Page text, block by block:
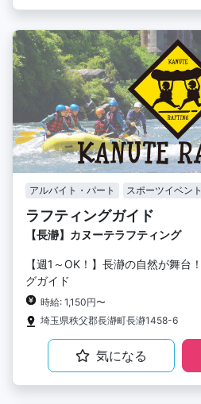
アルバイト・パート スポーツイベン
ラフティングガイド
【長瀞】カヌーテラフティング
【週1～OK！】長瀞の自然が舞台
グガイド
時給: 1,150円〜
埼玉県秩父郡長瀞町長瀞1458-6
気になる